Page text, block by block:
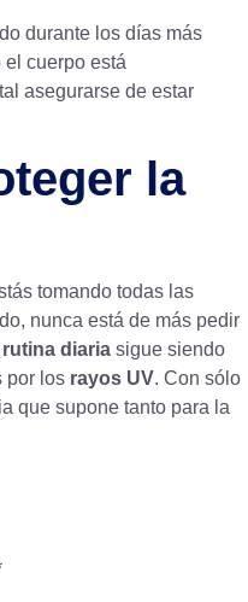
durante los días más
el cuerpo está
asegurarse de estar
la
tomando todas las
nunca está de más pedir
diaria sigue siendo
por los rayos UV. Con sólo
que supone tanto para la